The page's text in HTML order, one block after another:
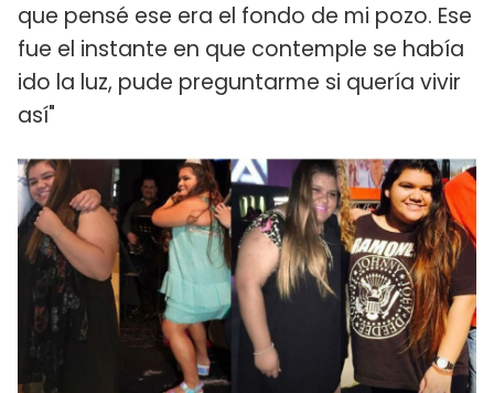
que pensé ese era el fondo de mi pozo. Ese
fue el instante en que contemple se había
ido la luz, pude preguntarme si quería vivir
así"